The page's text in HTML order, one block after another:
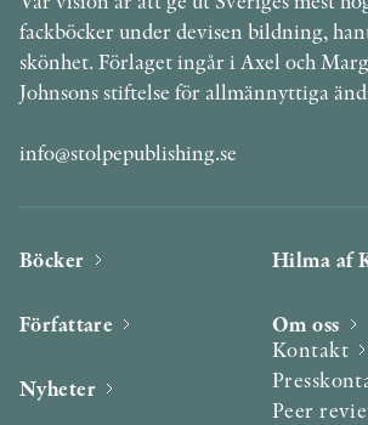
fackböcker under devisen bildning,
skönhet. Förlaget ingår i Axel och
Johnsons stiftelse för allmännyttiga
info@stolpepublishing.se
Böcker
Författare
Nyheter
Hilma af
Om oss
Kontakt
Peer